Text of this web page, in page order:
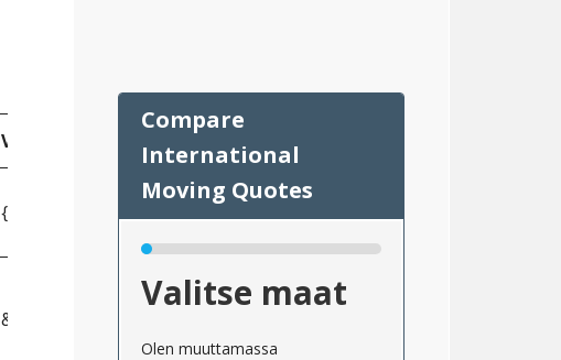
Vermont
{{mpg_keskimääräinen_kiinteistövero_valtioittain_2}}
&dollar;383,882
Valitse maat
Olen muuttamassa